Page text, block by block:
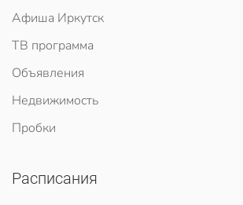
Афиша Иркутск
ТВ программа
Объявления
Недвижимость
Пробки
Расписания